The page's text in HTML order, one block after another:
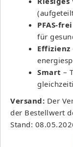
PFAS-frei
für
Effizienz
Smart –
Versand: Der
der Bestellwert
Stand: